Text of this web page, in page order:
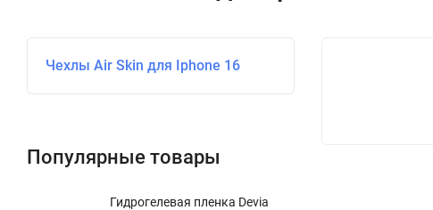
Чехлы Air Skin для Iphone 16
Популярные товары
Гидрогелевая пленка Devia